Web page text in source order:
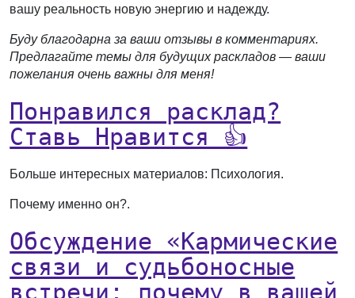
вашу реальность новую энергию и надежду.
Буду благодарна за ваши отзывы в комментариях.
Предлагайте темы для будущих раскладов — ваши
пожелания очень важны для меня!
Понравился расклад?
Ставь Нравится 👍
Больше интересных материалов: Психология.
Почему именно он?.
Обсуждение «Кармические
связи и судьбоносные
встречи: почему в вашей